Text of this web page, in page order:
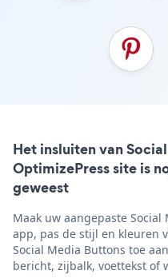
Het insluiten van
OptimizePress site is
geweest
Maak uw aangepaste
app, pas de stijl en kleuren
Social Media Buttons toe
bericht, zijbalk, voettekst of